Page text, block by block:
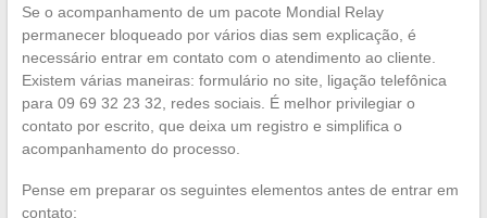
Se o acompanhamento de um pacote Mondial Relay
permanecer bloqueado por vários dias sem explicação, é
necessário entrar em contato com o atendimento ao cliente.
Existem várias maneiras: formulário no site, ligação telefônica
para 09 69 32 23 32, redes sociais. É melhor privilegiar o
contato por escrito, que deixa um registro e simplifica o
acompanhamento do processo.
Pense em preparar os seguintes elementos antes de entrar em
contato: